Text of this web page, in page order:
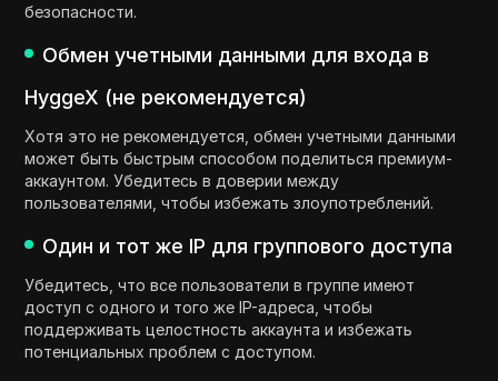
безопасности.
Обмен учетными данными для входа в
HyggeX (не рекомендуется)
Хотя это не рекомендуется, обмен учетными данными
может быть быстрым способом поделиться премиум-
аккаунтом. Убедитесь в доверии между
пользователями, чтобы избежать злоупотреблений.
Один и тот же IP для группового доступа
Убедитесь, что все пользователи в группе имеют
доступ с одного и того же IP-адреса, чтобы
поддерживать целостность аккаунта и избежать
потенциальных проблем с доступом.